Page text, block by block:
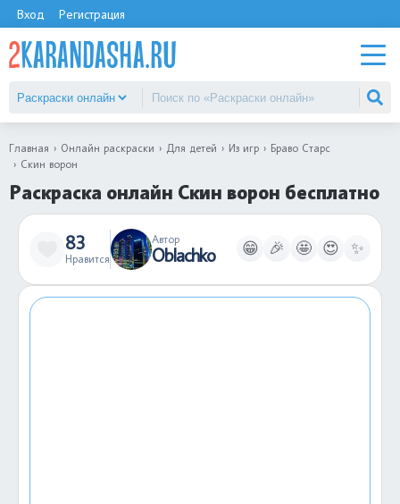
Вход Регистрация
Главная Онлайн раскраски Для детей Из игр
Браво Старс
Скин ворон
Раскраска онлайн Скин ворон бесплатно
83
Нравится
Автор
Oblachko 😁 🎉 🤩 😍 ✨